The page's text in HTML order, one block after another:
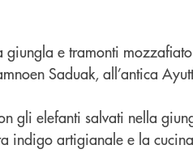
e tramonti
Saduak, all’antica
gli elefanti salvati nella
indigo artigianale e la